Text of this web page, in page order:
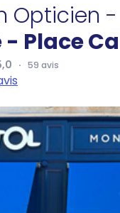
Opticien -
- Place
59 avis